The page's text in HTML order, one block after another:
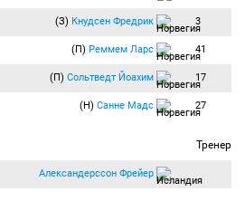
(З) Кнудсен Фредрик 3
(П) Реммем Ларс 41
(П) Сольтведт Йоахим 17
(Н) Санне Мадс 27
Тренер
Александерссон Фрейер